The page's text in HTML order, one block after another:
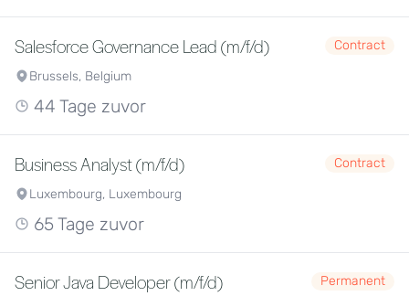
Salesforce Governance Lead (m/f/d)
Contract
Brussels, Belgium
44 Tage zuvor
Business Analyst (m/f/d)
Contract
Luxembourg, Luxembourg
65 Tage zuvor
Senior Java Developer (m/f/d) Permanent